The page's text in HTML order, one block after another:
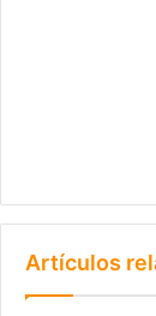
Artículos